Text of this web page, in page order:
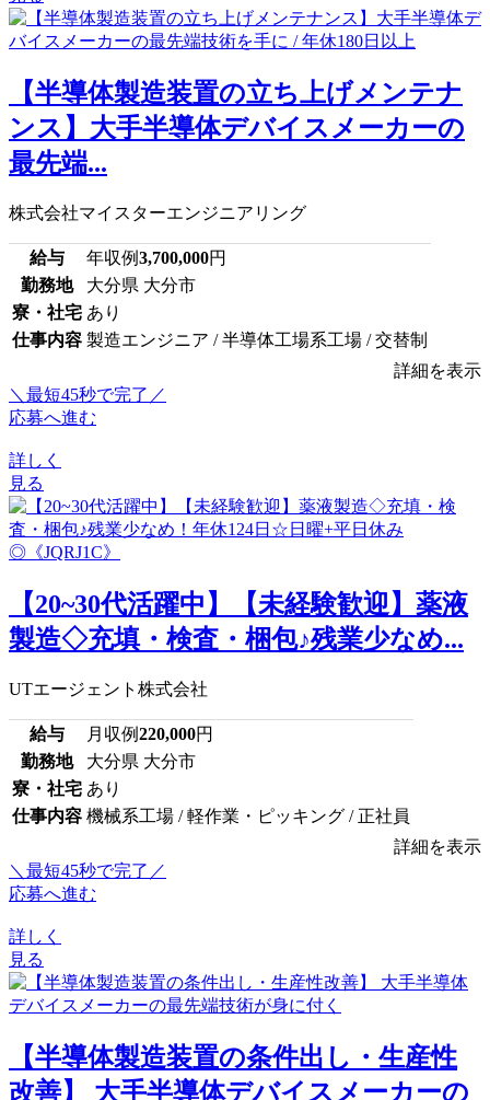
【半導体製造装置の立ち上げメンテナ
ンス】大手半導体デバイスメーカーの
最先端...
株式会社マイスターエンジニアリング
給与 年収例3,700,000円
勤務地
大分県 大分市
寮・社宅 あり
仕事内容 製造エンジニア / 半導体工場系工場 / 交替制
詳細を表示
＼最短45秒で完了／
応募へ進む
詳しく
見る
【20~30代活躍中】【未経験歓迎】薬液
製造◇充填・検査・梱包♪残業少なめ...
UTエージェント株式会社
給与 月収例220,000円
勤務地
大分県 大分市
寮・社宅 あり
仕事内容 機械系工場 / 軽作業・ピッキング / 正社員
詳細を表示
＼最短45秒で完了／
応募へ進む
詳しく
見る
【半導体製造装置の条件出し・生産性
改善】 大手半導体デバイスメーカーの